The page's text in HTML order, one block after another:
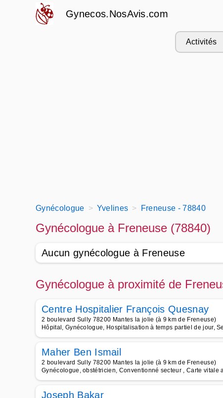
Gynecos.NosAvis.com
Activités
Gynécologue Yvelines Freneuse - 78840
Gynécologue à Freneuse (78840)
Aucun gynécologue à Freneuse
Gynécologue à proximité de
Centre Hospitalier François Quesnay
2 boulevard Sully 78200 Mantes la jolie (à 9 km de Freneuse)
Hôpital, Gynécologue, Hospitalisation à temps partiel de jour,
Maher Ben Ismail
2 boulevard Sully 78200 Mantes la jolie (à 9 km de Freneuse)
Gynécologue, obstétricien, Conventionné secteur , Carte vitale
Joseph Bakar